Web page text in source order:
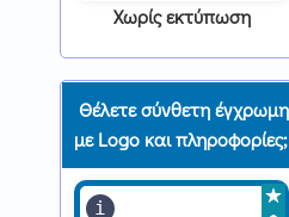
Χωρίς εκτύπωση
Θέλετε σύνθετη
με Logo και πληροφορίες;